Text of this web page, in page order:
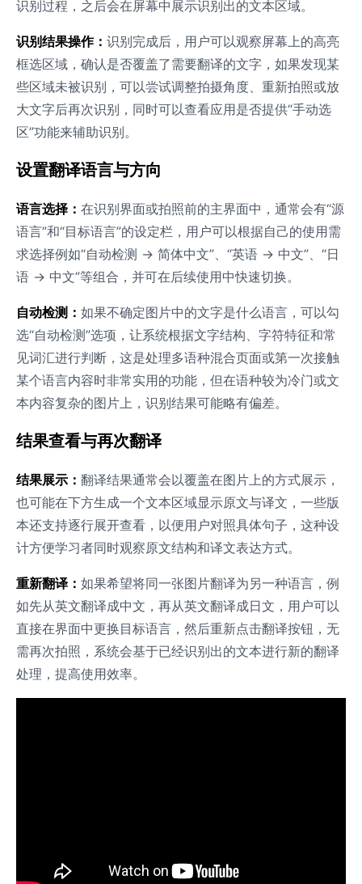
识别过程，之后会在屏幕中展示识别出的文本区域。
识别结果操作： 识别完成后，用户可以观察屏幕上的高亮
框选区域，确认是否覆盖了需要翻译的文字，如果发现某
些区域未被识别，可以尝试调整拍摄角度、重新拍照或放
大文字后再次识别，同时可以查看应用是否提供“手动选
区”功能来辅助识别。
设置翻译语言与方向
语言选择： 在识别界面或拍照前的主界面中，通常会有“源
语言”和“目标语言”的设定栏，用户可以根据自己的使用需
求选择例如“自动检测 → 简体中文”、“英语 → 中文”、“日
语 → 中文”等组合，并可在后续使用中快速切换。
自动检测： 如果不确定图片中的文字是什么语言，可以勾
选“自动检测”选项，让系统根据文字结构、字符特征和常
见词汇进行判断，这是处理多语种混合页面或第一次接触
某个语言内容时非常实用的功能，但在语种较为冷门或文
本内容复杂的图片上，识别结果可能略有偏差。
结果查看与再次翻译
结果展示： 翻译结果通常会以覆盖在图片上的方式展示，
也可能在下方生成一个文本区域显示原文与译文，一些版
本还支持逐行展开查看，以便用户对照具体句子，这种设
计方便学习者同时观察原文结构和译文表达方式。
重新翻译： 如果希望将同一张图片翻译为另一种语言，例
如先从英文翻译成中文，再从英文翻译成日文，用户可以
直接在界面中更换目标语言，然后重新点击翻译按钮，无
需再次拍照，系统会基于已经识别出的文本进行新的翻译
处理，提高使用效率。